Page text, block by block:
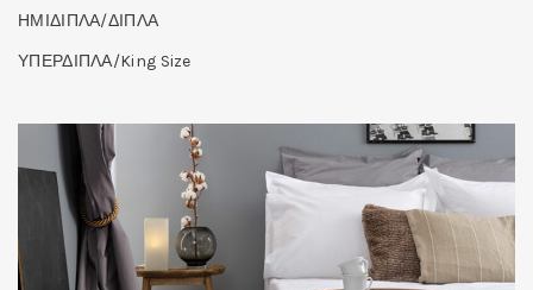
ΗΜΙΔΙΠΛΑ/ΔΙΠΛΑ
ΥΠΕΡΔΙΠΛΑ/King Size